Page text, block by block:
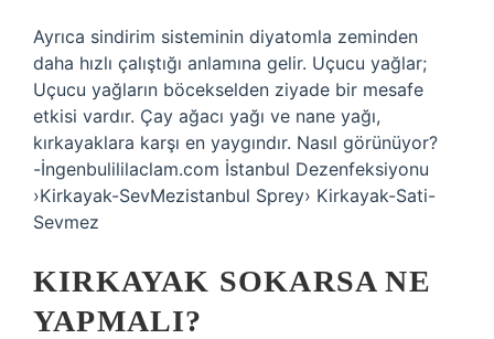
Ayrıca sindirim sisteminin diyatomla zeminden
daha hızlı çalıştığı anlamına gelir. Uçucu yağlar;
Uçucu yağların böcekselden ziyade bir mesafe
etkisi vardır. Çay ağacı yağı ve nane yağı,
kırkayaklara karşı en yaygındır. Nasıl görünüyor?
-İngenbulililaclam.com İstanbul Dezenfeksiyonu
›Kirkayak-SevMezistanbul Sprey› Kirkayak-Sati-
Sevmez
KIRKAYAK SOKARSA NE
YAPMALI?